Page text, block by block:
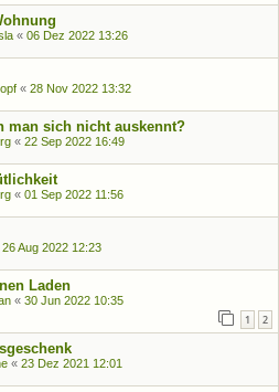
« 06 Dez 2022 13:26
« 28 Nov 2022 13:32
man sich nicht auskennt?
« 22 Sep 2022 16:49
« 01 Sep 2022 11:56
26 Aug 2022 12:23
Laden
« 30 Jun 2022 10:35
1 2
« 23 Dez 2021 12:01